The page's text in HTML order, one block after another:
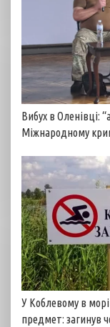
Вибух в Оленівці:
Міжнародному
У Коблевому в
предмет: загинув